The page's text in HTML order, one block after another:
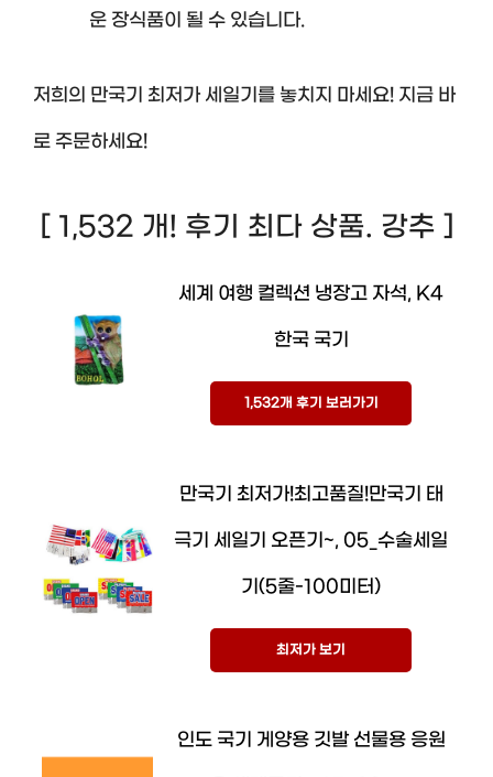
운 장식품이 될 수 있습니다.
저희의 만국기 최저가 세일기를 놓치지 마세요! 지금 바
로 주문하세요!
[ 1,532 개! 후기 최다 상품. 강추 ]
세계 여행 컬렉션 냉장고 자석, K4
한국 국기
1,532개 후기 보러가기
만국기 최저가!최고품질!만국기 태
극기 세일기 오픈기~, 05_수술세일
기(5줄-100미터)
최저가 보기
인도 국기 게양용 깃발 선물용 응원